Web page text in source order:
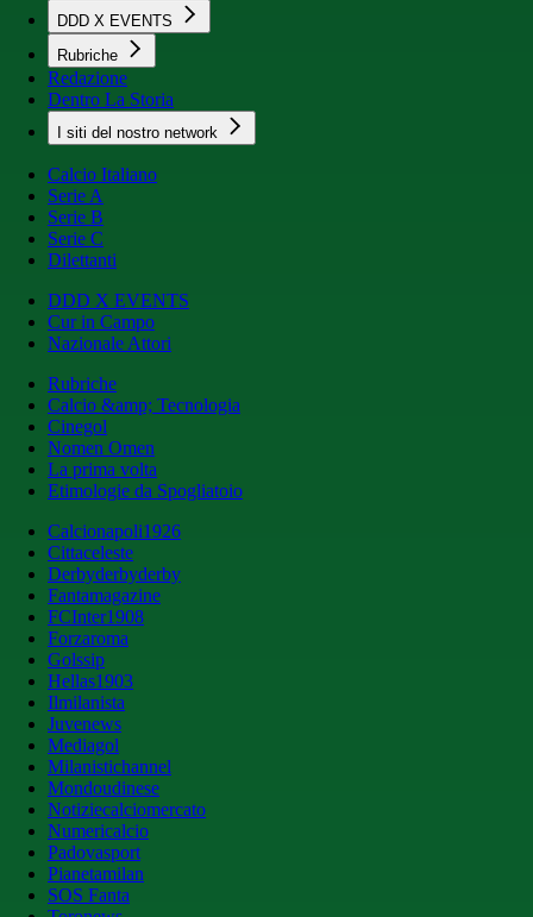
DDD X EVENTS
Rubriche
Redazione
Dentro La Storia
I siti del nostro network
Calcio Italiano
Serie A
Serie B
Serie C
Dilettanti
DDD X EVENTS
Cur in Campo
Nazionale Attori
Rubriche
Calcio &amp; Tecnologia
Cinegol
Nomen Omen
La prima volta
Etimologie da Spogliatoio
Calcionapoli1926
Cittaceleste
Derbyderbyderby
Fantamagazine
FCInter1908
Forzaroma
Golssip
Hellas1903
Ilmilanista
Juvenews
Mediagol
Milanistichannel
Mondoudinese
Notiziecalciomercato
Numericalcio
Padovasport
Pianetamilan
SOS Fanta